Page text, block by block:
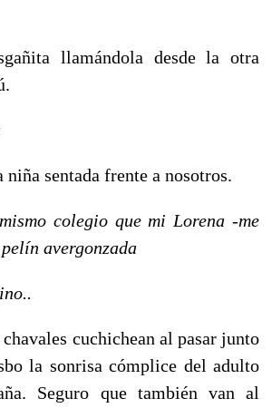
llamándola desde la otra
niña sentada frente a nosotros.
colegio que mi Lorena -me
avergonzada
cuchichean al pasar junto
la sonrisa cómplice del adulto
Seguro que también van al